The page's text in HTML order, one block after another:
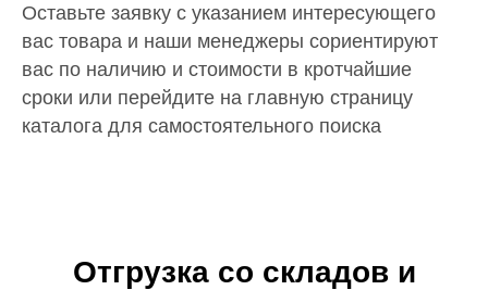
Оставьте заявку с указанием интересующего
вас товара и наши менеджеры сориентируют
вас по наличию и стоимости в кротчайшие
сроки или перейдите на главную страницу
каталога для самостоятельного поиска
Отгрузка со складов и